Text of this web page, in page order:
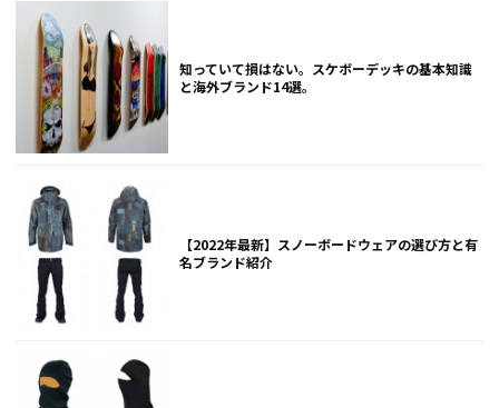
知っていて損はない。スケボーデッキの基本知識
と海外ブランド14選。
【2022年最新】スノーボードウェアの選び方と有
名ブランド紹介